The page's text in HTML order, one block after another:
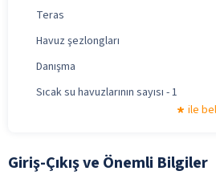
Teras
Havuz şezlongları
Danışma
Sıcak su havuzlarının sayısı - 1
ile
Giriş-Çıkış ve Önemli Bilgiler